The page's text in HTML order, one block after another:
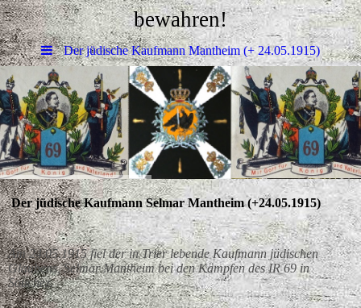
bewahren!
Der jüdische Kaufmann Mantheim (+ 24.05.1915)
Der jüdische Kaufmann Selmar Mantheim (+24.05.1915)
Am 24.05.1915 fiel der in Trier lebende Kaufmann jüdischen
Glaubens, Selmar Mantheim bei den Kämpfen des IR 69 in
Souchez.